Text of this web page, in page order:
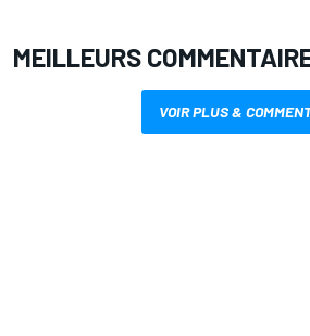
MEILLEURS
VOIR PLUS &